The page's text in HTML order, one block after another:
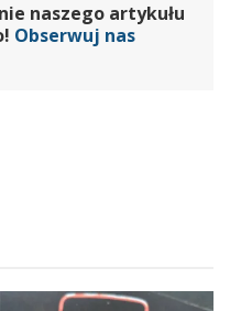
naszego artykułu
Obserwuj nas